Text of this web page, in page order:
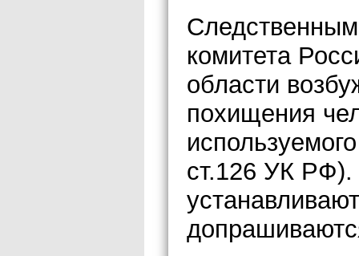
комитета
области
похищения
ст.126 УК